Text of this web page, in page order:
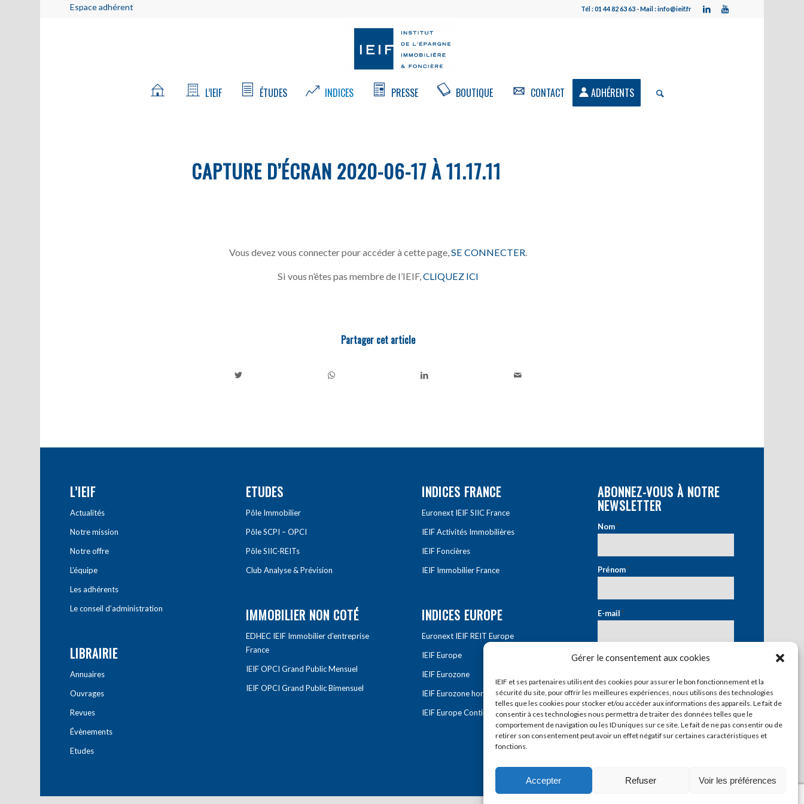
Gérer le consentement aux cookies
IEIF et ses partenaires utilisent des cookies pour assurer le bon fonctionnement et la
sécurité du site, pour offrir les meilleures expériences, nous utilisons des technologies
telles que les cookies pour stocker et/ou accéder aux informations des appareils. Le fait de
consentir à ces technologies nous permettra de traiter des données telles que le
comportement de navigation ou les ID uniques sur ce site. Le fait de ne pas consentir ou de
retirer son consentement peut avoir un effet négatif sur certaines caractéristiques et
fonctions.
Accepter Refuser Voir les préférences
Espace adhérent Tél : 01 44 82 63 63 - Mail : info@ieif.fr
L’IEIF ÉTUDES INDICES PRESSE BOUTIQUE CONTACT ADHÉRENTS
CAPTURE D’ÉCRAN 2020-06-17 À 11.17.11
Vous devez vous connecter pour accéder à cette page, SE CONNECTER
Si vous n’êtes pas membre de l’IEIF,CLIQUEZ ICI
Partager cet article
L’IEIF
Actualités
Notre mission
Notre offre
L’équipe
Les adhérents
Le conseil d’administration
LIBRAIRIE
Annuaires
Ouvrages
Revues
Évènements
Etudes
ETUDES
Pôle Immobilier
Pôle SCPI – OPCI
Pôle SIIC-REITs
Club Analyse & Prévision
IMMOBILIER NON COTÉ
EDHEC IEIF Immobilier d’entreprise
France
IEIF OPCI Grand Public Mensuel
IEIF OPCI Grand Public Bimensuel
INDICES FRANCE
Euronext IEIF SIIC France
IEIF Activités Immobilières
IEIF Foncières
IEIF Immobilier France
INDICES EUROPE
Euronext IEIF REIT Europe
IEIF Europe
IEIF Eurozone
IEIF Eurozone hors France
IEIF Europe Continentale
ABONNEZ-VOUS À NOTRE
NEWSLETTER
Nom*
Prénom*
E-mail*